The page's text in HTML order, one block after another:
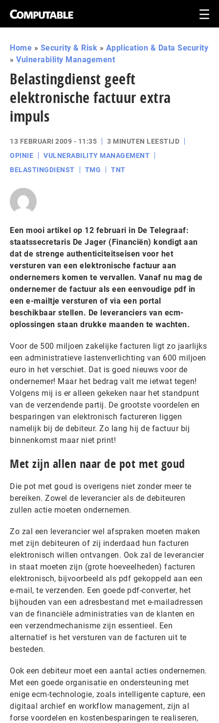
Home » Security & Risk » Application & Data Security
» Vulnerability Management
Belastingdienst geeft
elektronische factuur extra
impuls
13 FEBRUARI 2009 - 11:35
3 MINUTEN LEESTIJD
OPINIE
VULNERABILITY MANAGEMENT
BELASTINGDIENST
TMG TNT
Een mooi artikel op 12 februari in De Telegraaf:
staatssecretaris De Jager (Financiën) kondigt aan
dat de strenge authenticiteitseisen voor het
versturen van een elektronische factuur aan
ondernemers komen te vervallen. Vanaf nu mag de
ondernemer de factuur als een eenvoudige pdf in
een e-mailtje versturen of via een portal
beschikbaar stellen. De leveranciers van ecm-
oplossingen staan drukke maanden te wachten.
Voor de 500 miljoen zakelijke facturen ligt zo jaarlijks
een administratieve lastenverlichting van 600 miljoen
euro in het verschiet. Dat is goed nieuws voor de
ondernemer! Maar het bedrag valt me ietwat tegen!
Volgens mij is er alleen gekeken naar het standpunt
van de verzendende partij. De grootste voordelen en
besparingen van elektronisch factureren liggen
namelijk bij de debiteur. Zo lang hij de factuur bij
binnenkomst maar niet print!
Met zijn allen naar de pot met goud
Die pot met goud is overigens niet zonder meer te
bereiken. Zowel de leverancier als de debiteuren
zullen actie moeten ondernemen.
Zo zal een leverancier wel afspraken moeten maken
met zijn debiteuren of zij inderdaad hun facturen
elektronisch willen ontvangen. Ook zal de leverancier
in staat moeten zijn (grote hoeveelheden) facturen
elektronisch, bijvoorbeeld als pdf gekoppeld aan een
e-mail, te verzenden. Een goede pdf-converter, het
bijhouden van een adresbestand met e-mailadressen
van de financiële administraties van de klanten en
een verzendmechanisme zijn essentieel. Een
alternatief is het versturen van de facturen uit te
besteden.
Ook een debiteur moet een aantal acties ondernemen.
Met een goede organisatie en ondersteuning met
enige ecm-technologie, zoals intelligente capture, een
digitaal archief en workflow management, zijn al
forse voordelen en kostenbesparingen te realiseren,